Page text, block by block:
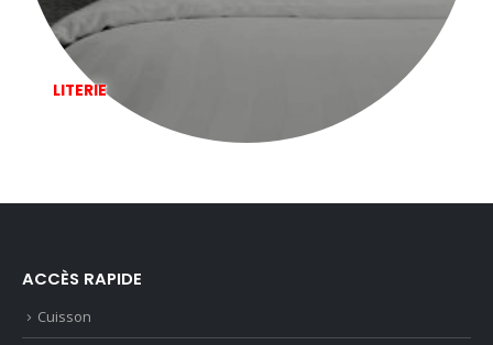
LITERIE
ACCÈS RAPIDE
Cuisson